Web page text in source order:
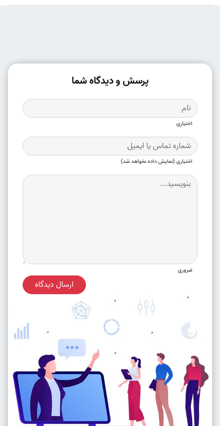
پرسش و دیدگاه شما
اختیاری
اختیاری (نمایش داده نخواهد شد)
ضروری
ارسال دیدگاه